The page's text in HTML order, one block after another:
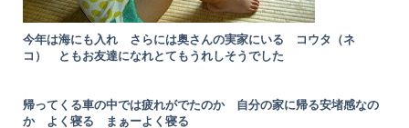
今年は海にも入れ さらには奥さんの実家にいる コウタ（ネ
コ） ともお友達になれとてもうれしそうでした
帰ってくる車の中では疲れがでたのか 自分の家に帰る安堵感なの
か よく寝る まぁーよく寝る